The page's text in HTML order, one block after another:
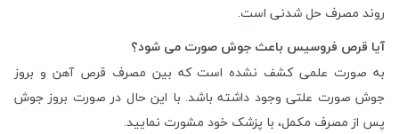
روند مصرف حل شدنی است.
آیا قرص فروسیس باعث جوش صورت می شود؟
به صورت علمی کشف نشده است که بین مصرف قرص آهن و بروز
جوش صورت علتی وجود داشته باشد. با این حال در صورت بروز جوش
پس از مصرف مکمل، با پزشک خود مشورت نمایید.